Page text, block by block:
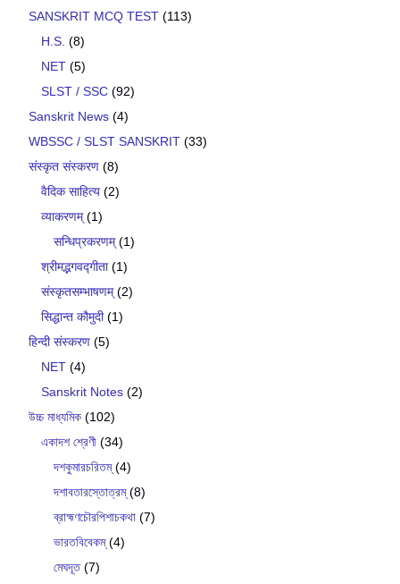
SANSKRIT MCQ TEST (113)
H.S. (8)
NET (5)
SLST / SSC (92)
Sanskrit News (4)
WBSSC / SLST SANSKRIT (33)
संस्कृत संस्करण (8)
वैदिक साहित्य (2)
व्याकरणम्(1)
सन्धिप्रकरणम्(1)
श्रीमद्भगवद्गीता(1)
संस्कृतसम्भाषणम्(2)
सिद्धान्त कौमुदी(1)
हिन्दी संस्करण (5)
NET (4)
Sanskrit Notes (2)
উচ্চ মাধ্যমিক (102)
একাদশ শ্রেণী (34)
দশকুমারচরিতম্(4)
দশাবতারস্তোত্রম্(8)
ব্রাহ্মণচৌরপিশাচকথা (7)
ভারতবিবেকম্(4)
মেঘদূত(7)